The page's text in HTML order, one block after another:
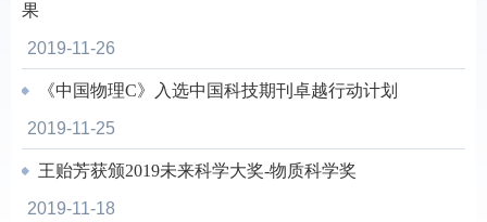
果
2019-11-26
《中国物理C》入选中国科技期刊卓越行动计划
2019-11-25
王贻芳获颁2019未来科学大奖-物质科学奖
2019-11-18